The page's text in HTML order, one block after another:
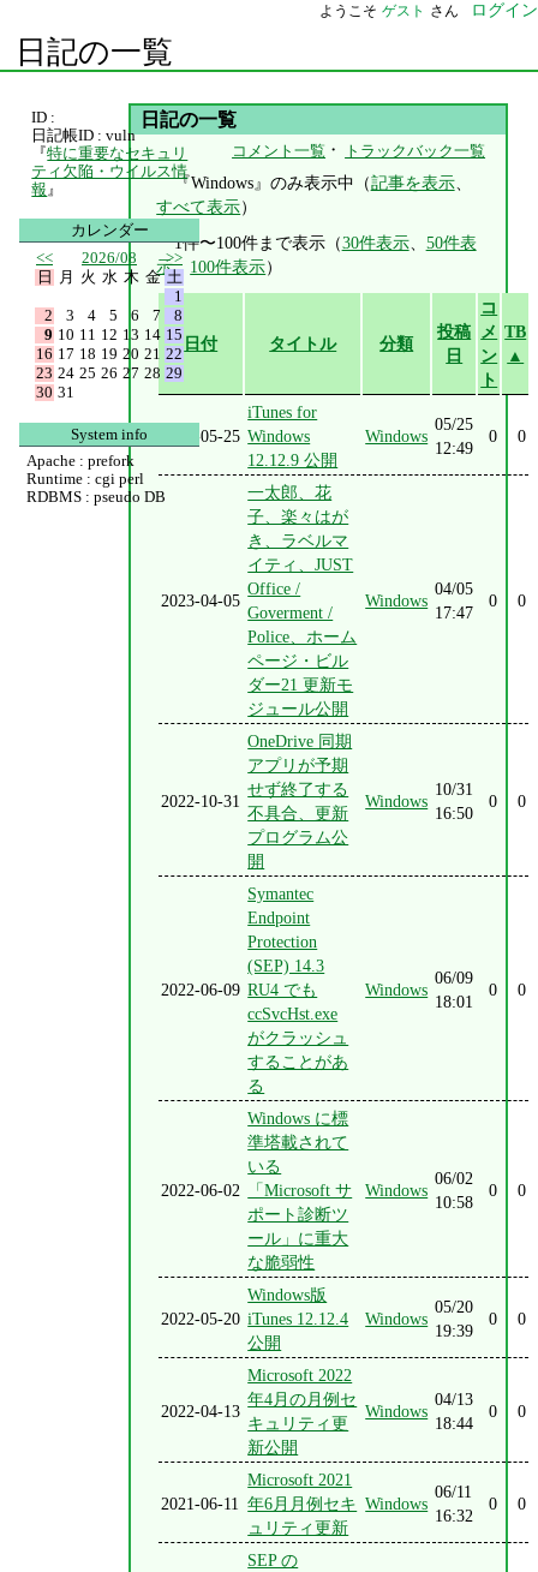
ようこそ ゲスト さん ログイン
日記の一覧
日記の一覧
コメント一覧 ・ トラックバック一覧
『Windows』のみ表示中（記事を表示、
すべて表示）
1件〜100件まで表示（30件表示、 50件表
示、 100件表示）
日付 タイトル 分類
投稿
日
コ
メ
ン
ト
TB
▲
2023-05-25
iTunes for
Windows
12.12.9 公開
Windows
05/25
12:49
0 0
2023-04-05
一太郎、花
子、楽々はが
き、ラベルマ
イティ、JUST
Office /
Goverment /
Police、ホーム
ページ・ビル
ダー21 更新モ
ジュール公開
Windows
04/05
17:47
0 0
2022-10-31
OneDrive 同期
アプリが予期
せず終了する
不具合、更新
プログラム公
開
Windows
10/31
16:50
0 0
2022-06-09
Symantec
Endpoint
Protection
(SEP) 14.3
RU4 でも
ccSvcHst.exe
がクラッシュ
することがあ
る
Windows
06/09
18:01
0 0
2022-06-02
Windows に標
準塔載されて
いる
「Microsoft サ
ポート診断ツ
ール」に重大
な脆弱性
Windows
06/02
10:58
0 0
2022-05-20
Windows版
iTunes 12.12.4
公開
Windows
05/20
19:39
0 0
2022-04-13
Microsoft 2022
年4月の月例セ
キュリティ更
新公開
Windows
04/13
18:44
0 0
2021-06-11
Microsoft 2021
年6月月例セキ
ュリティ更新
Windows
06/11
16:32
0 0
SEP の
ID :
日記帳ID : vuln
『特に重要なセキュリ
ティ欠陥・ウイルス情
報 』
カレンダー
<<
2026/08
>>
日
月 火 水 木 金 土
1
2
3 4 5 6 7
8
9 10 11 12 13 14 15
16 17 18 19 20 21 22
23 24 25 26 27 28 29
30 31
System info
Apache : prefork
Runtime : cgi perl
RDBMS : pseudo DB